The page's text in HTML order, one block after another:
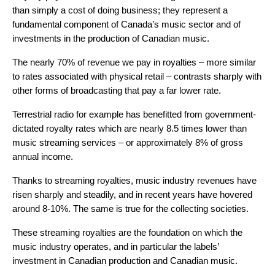
than simply a cost of doing business; they represent a
fundamental component of Canada’s music sector and of
investments in the production of Canadian music.
The nearly 70% of revenue we pay in royalties – more similar
to rates associated with physical retail – contrasts sharply with
other forms of broadcasting that pay a far lower rate.
Terrestrial radio for example has benefitted from government-
dictated royalty rates which are nearly 8.5 times lower than
music streaming services – or approximately 8% of gross
annual income.
Thanks to streaming royalties, music industry revenues have
risen sharply and steadily, and in recent years have hovered
around 8-10%. The same is true for the collecting societies.
These streaming royalties are the foundation on which the
music industry operates, and in particular the labels’
investment in Canadian production and Canadian music.